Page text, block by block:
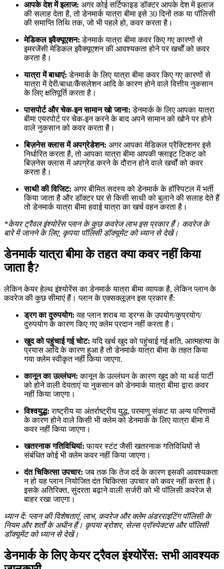
आपके देश में इलाज: अगर कोई सर्टिफाइड डॉक्टर आपके देश में इलाज
की सलाह देता है, तो डेनमार्क यात्रा बीमा इसे 30 दिनों तक या पॉलिसी
की समाप्ति तिथि तक, जो भी पहले हो, कवर करता है।
मेडिकल इवैक्यूएशन: डेनमार्क यात्रा बीमा कवर किए गए कारणों से
इमरजेंसी मेडिकल इवैक्यूएशन की आवश्यकता होने पर खर्चों को कवर
करता है।
यात्रा में बाधाएं: डेनमार्क के लिए यात्रा बीमा कवर किए गए कारणों से
यात्रा में देरी/बाधा/कैंसलेशन आदि के कारण होने वाले वित्तीय नुकसान
के लिए क्षतिपूर्ति करता है।
पासपोर्ट और चेक-इन सामान खो जाना: डेनमार्क के लिए आपका यात्रा
बीमा एयरपोर्ट पर चेक-इन करने के बाद अपने सामान को खोने पर होने
वाले नुकसान को कवर करता है।
बिज़नेस क्लास में अपग्रेडेशन: अगर आपका मेडिकल प्रैक्टिशनर इसे
निर्धारित करता है, तो आपका यात्रा बीमा आपकी फ्लाइट टिकट को
बिज़नेस क्लास में अपग्रेड करने के दौरान होने वाले खर्चों को कवर
करता है।
साथी की विजिट: अगर बीमित सदस्य को डेनमार्क के हॉस्पिटल में भर्ती
किया जाता है और डॉक्टर घर से किसी साथी को बुलाने की सलाह देते हैं
तो डेनमार्क यात्रा बीमा हवाई यात्रा का खर्च वहन करता है।
*केयर ट्रैवल इंश्योरेंस प्लान के कुछ कवरेज लाभ इस प्रकार हैं। कवरेज के
बारे में जानने के लिए, कृपया पॉलिसी डॉक्यूमेंट को ध्यान से देखें।
डेनमार्क यात्रा बीमा के तहत क्या कवर नहीं किया
जाता है?
लेकिन केयर हेल्थ इंश्योरेंस का डेनमार्क यात्रा बीमा व्यापक है, लेकिन प्लान के
कवरेज की कुछ सीमाएं हैं। प्लान के एक्सक्लूज़न इस प्रकार हैं:
ड्रग का दुरुपयोग: यह प्लान शराब या ड्रग्स के उपयोग/कुप्रयोग/
दुरुपयोग के कारण किए गए क्लेम प्रदान नहीं करता है।
खुद को पहुंचाई गई चोट: यदि खर्च खुद को पहुंचाई गई क्षति, आत्महत्या के
प्रयास आदि के कारण हुआ है तो डेनमार्क यात्रा बीमा के तहत किया
गया क्लेम स्वीकृत नहीं किया जाएगा.
कानून का उल्लंघन: कानून के उल्लंघन के कारण खुद को या थर्ड पार्टी
को होने वाली देयताएं या नुकसान को डेनमार्क यात्रा बीमा द्वारा कवर
नहीं किया जाएगा।
विश्वयुद्ध: राष्ट्रीय या अंतर्राष्ट्रीय युद्ध, परमाणु संकट या अन्य परिणामों
के कारण होने वाले किसी भी क्लेम को डेनमार्क के लिए यात्रा बीमा में
कवर नहीं किया जाएगा।
खतरनाक गतिविधियां: फायर स्टंट जैसी खतरनाक गतिविधियों से
संबंधित कोई भी क्लेम कवर नहीं किया जाएगा।
दंत चिकित्सा उपचार: जब तक कि तेज दर्द के कारण इसकी आवश्यकता
न हो यह प्लान नियोजित दंत चिकित्सा उपचार को कवर नहीं करता है।
इसके अतिरिक्त, सुंदरता बढ़ाने वाली सर्जरी को भी पॉलिसी कवरेज से
बाहर रखा जाएगा।
ध्यान दें: प्लान की विशेषताएं, लाभ, कवरेज और क्लेम अंडरराइटिंग पॉलिसी के
नियम और शर्तों के अधीन हैं। कृपया ब्रोशर, सेल्स प्रॉस्पेक्टस और पॉलिसी
डॉक्यूमेंट को ध्यान से देखें।
डेनमार्क के लिए केयर ट्रैवल इंश्योरेंस: सभी आवश्यक